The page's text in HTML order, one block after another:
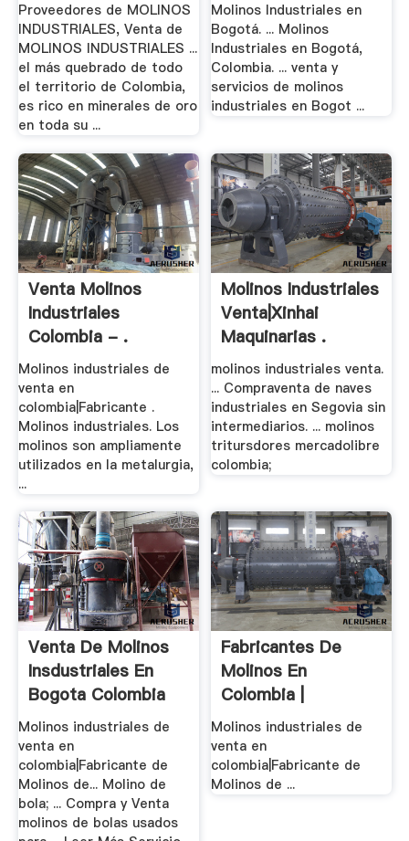
Proveedores de MOLINOS
INDUSTRIALES, Venta de
MOLINOS INDUSTRIALES ...
el más quebrado de todo
el territorio de Colombia,
es rico en minerales de oro
en toda su ...
Molinos Industriales en
Bogotá. ... Molinos
Industriales en Bogotá,
Colombia. ... venta y
servicios de molinos
industriales en Bogot ...
Venta Molinos
Industriales
Colombia - .
Molinos industriales de
venta en
colombia|Fabricante .
Molinos industriales. Los
molinos son ampliamente
utilizados en la metalurgia,
...
Molinos Industriales
Venta|Xinhai
Maquinarias .
molinos industriales venta.
... Compraventa de naves
industriales en Segovia sin
intermediarios. ... molinos
tritursdores mercadolibre
colombia;
Venta De Molinos
Insdustriales En
Bogota Colombia
Molinos industriales de
venta en
colombia|Fabricante de
Molinos de... Molino de
bola; ... Compra y Venta
molinos de bolas usados
Fabricantes De
Molinos En
Colombia |
Trituradora .
Molinos industriales de
venta en
colombia|Fabricante de
Molinos de ...